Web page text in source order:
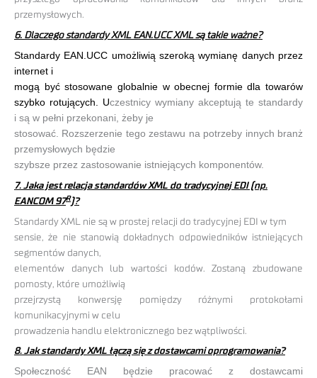
przemysłowych.
6. Dlaczego standardy XML EAN.UCC XML są takie ważne?
Standardy EAN.UCC umożliwią szeroką wymianę danych przez
internet i
mogą być stosowane globalnie w obecnej formie dla towarów
szybko rotujących. Uczestnicy wymiany akceptują te standardy
i są w pełni przekonani, żeby je
stosować. Rozszerzenie tego zestawu na potrzeby innych branż
przemysłowych będzie
szybsze przez zastosowanie istniejących komponentów.
7. Jaka jest relacja standardów XML do tradycyjnej EDI (np.
EANCOM 97R)?
Standardy XML nie są w prostej relacji do tradycyjnej EDI w tym
sensie, że nie stanowią dokładnych odpowiedników istniejących
segmentów danych,
elementów danych lub wartości kodów. Zostaną zbudowane
pomosty, które umożliwią
przejrzystą konwersję pomiędzy różnymi protokołami
komunikacyjnymi w celu
prowadzenia handlu elektronicznego bez wątpliwości.
8. Jak standardy XML łączą się z dostawcami oprogramowania?
Społeczność EAN będzie pracować z dostawcami